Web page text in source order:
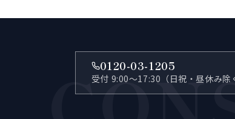
0120-03-1205
受付 9:00〜17:30（日祝・昼休み除